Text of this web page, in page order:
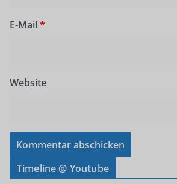
E-Mail *
Website
Timeline @ Youtube